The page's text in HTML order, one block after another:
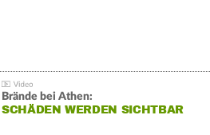
Brände bei Athen:
SCHÄDEN WERDEN SICHTBAR